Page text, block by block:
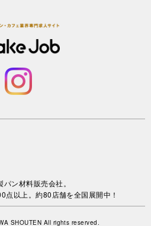
ン材料販売会社。
以上。約80店舗を全国展開中！
SHOUTEN All rights reserved.